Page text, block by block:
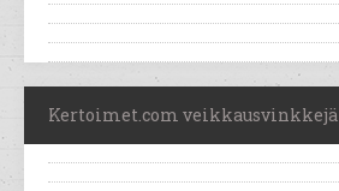
Kertoimet.com veikkausvinkkejä